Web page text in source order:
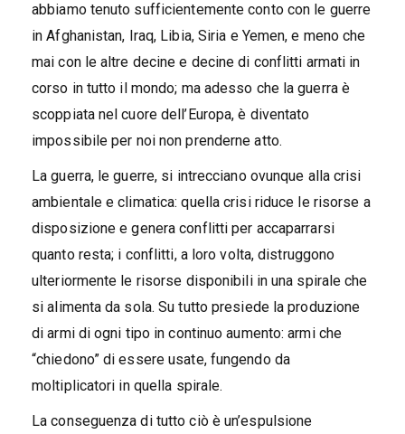
abbiamo tenuto sufficientemente conto con le guerre
in Afghanistan, Iraq, Libia, Siria e Yemen, e meno che
mai con le altre decine e decine di conflitti armati in
corso in tutto il mondo; ma adesso che la guerra è
scoppiata nel cuore dell’Europa, è diventato
impossibile per noi non prenderne atto.
La guerra, le guerre, si intrecciano ovunque alla crisi
ambientale e climatica: quella crisi riduce le risorse a
disposizione e genera conflitti per accaparrarsi
quanto resta; i conflitti, a loro volta, distruggono
ulteriormente le risorse disponibili in una spirale che
si alimenta da sola. Su tutto presiede la produzione
di armi di ogni tipo in continuo aumento: armi che
“chiedono” di essere usate, fungendo da
moltiplicatori in quella spirale.
La conseguenza di tutto ciò è un’espulsione